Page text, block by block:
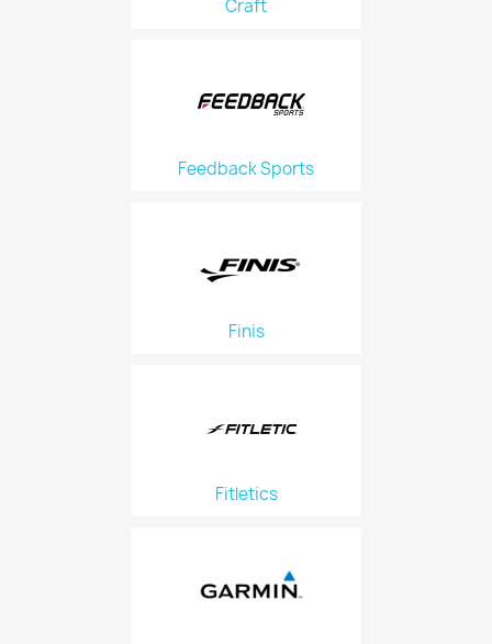
Craft
Feedback Sports
Finis
Fitletics